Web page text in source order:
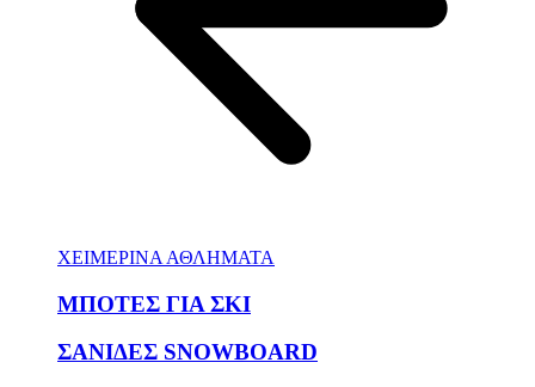
ΧΕΙΜΕΡΙΝΑ ΑΘΛΗΜΑΤΑ
ΜΠΟΤΕΣ ΓΙΑ ΣΚΙ
ΣΑΝΙΔΕΣ SNOWBOARD